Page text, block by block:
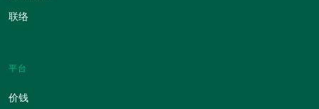
联络
平台
价钱